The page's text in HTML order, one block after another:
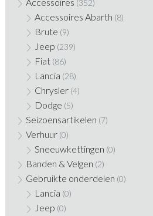
(352)
Accessoires Abarth (8)
Brute (9)
Jeep (239)
Fiat (86)
Lancia (28)
Chrysler (4)
Dodge (5)
Seizoensartikelen (7)
Verhuur (0)
Sneeuwkettingen (0)
Banden & Velgen (2)
Gebruikte onderdelen (0)
Lancia (0)
Jeep (0)